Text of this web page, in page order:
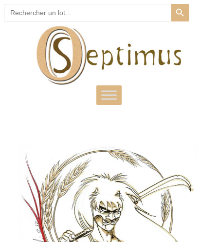
Search
for:
SEARCH BUTTON